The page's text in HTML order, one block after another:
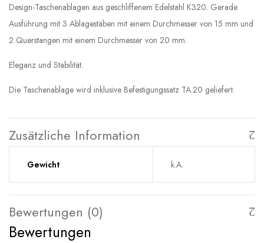
Design-Taschenablagen aus geschliffenem Edelstahl K320. Gerade
Ausführung mit 3 Ablagestäben mit einem Durchmesser von 15 mm und
2 Querstangen mit einem Durchmesser von 20 mm.
Eleganz und Stabilität.
Die Taschenablage wird inklusive Befestigungssatz TA.20 geliefert.
Zusätzliche Information
Gewicht k.A.
Bewertungen (0)
Bewertungen